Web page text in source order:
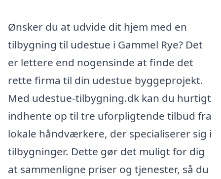
Ønsker du at udvide dit hjem med en
tilbygning til udestue i Gammel Rye? Det
er lettere end nogensinde at finde det
rette firma til din udestue byggeprojekt.
Med udestue-tilbygning.dk kan du hurtigt
indhente op til tre uforpligtende tilbud fra
lokale håndværkere, der specialiserer sig i
tilbygninger. Dette gør det muligt for dig
at sammenligne priser og tjenester, så du